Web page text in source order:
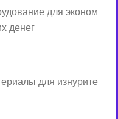
для эконом
денег
для изнурите